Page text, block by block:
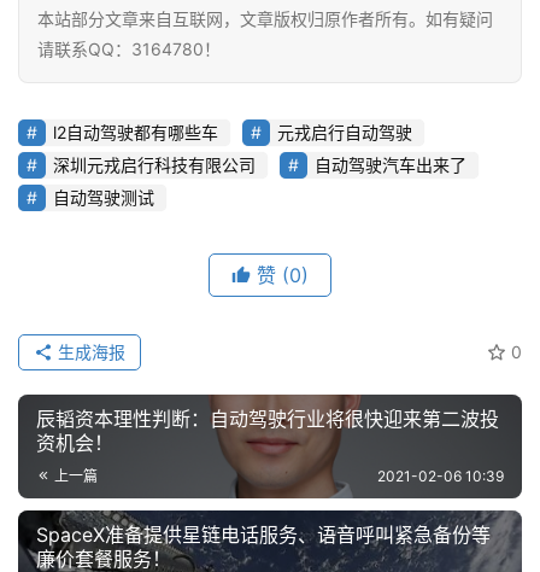
本站部分文章来自互联网，文章版权归原作者所有。如有疑问
请联系QQ：3164780！
l2自动驾驶都有哪些车
元戎启行自动驾驶
深圳元戎启行科技有限公司
自动驾驶汽车出来了
自动驾驶测试
赞 (0)
0
生成海报
辰韬资本理性判断：自动驾驶行业将很快迎来第二波投
资机会！
上一篇 2021-02-06 10:39
SpaceX准备提供星链电话服务、语音呼叫紧急备份等
廉价套餐服务！